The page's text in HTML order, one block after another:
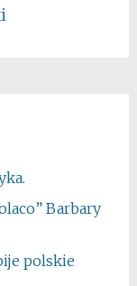
Barbary
polskie